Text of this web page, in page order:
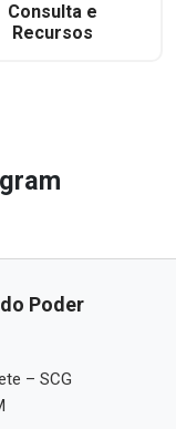
Consulta e
Recursos
Poder
– SCG